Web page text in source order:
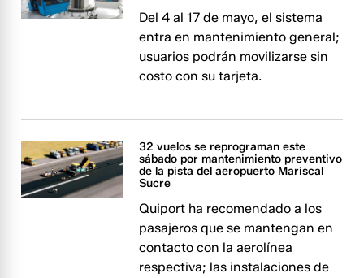
Del 4 al 17 de mayo, el sistema
entra en mantenimiento general;
usuarios podrán movilizarse sin
costo con su tarjeta.
32 vuelos se reprograman este
sábado por mantenimiento preventivo
de la pista del aeropuerto Mariscal
Sucre
Quiport ha recomendado a los
pasajeros que se mantengan en
contacto con la aerolínea
respectiva; las instalaciones de